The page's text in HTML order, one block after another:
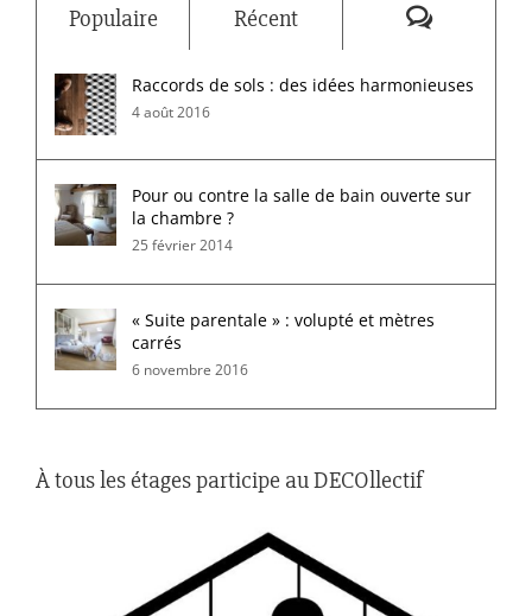
Populaire Récent
Raccords de sols : des idées harmonieuses
4 août 2016
Pour ou contre la salle de bain ouverte sur
la chambre ?
25 février 2014
« Suite parentale » : volupté et mètres
carrés
6 novembre 2016
À tous les étages participe au DECOllectif